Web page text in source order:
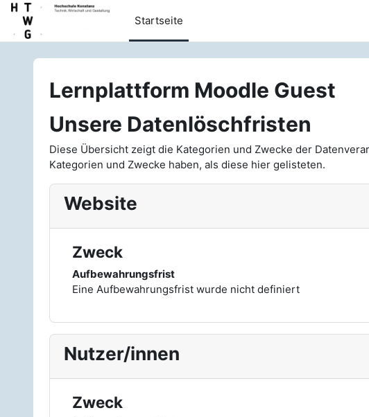
Zum Hauptinhalt
Startseite
Lernplattform Moodle Guest
Unsere Datenlöschfristen
Diese Übersicht zeigt die Kategorien und Zwecke der
Kategorien und Zwecke haben, als diese hier gelisteten.
Website
Zweck
Aufbewahrungsfrist
Eine Aufbewahrungsfrist wurde nicht definiert
Nutzer/innen
Zweck